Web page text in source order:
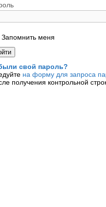
Запомнить меня
свой пароль?
на форму для запроса
получения контрольной